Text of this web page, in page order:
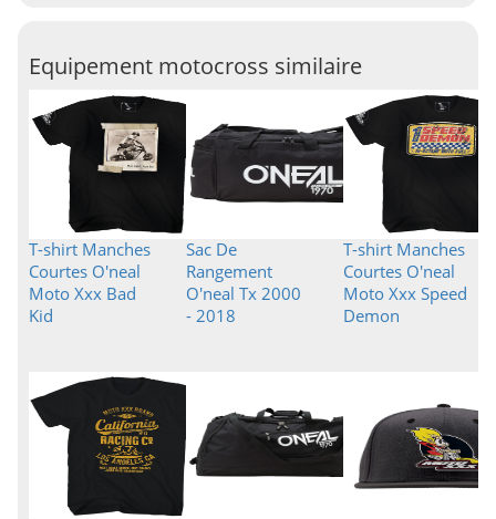
Equipement motocross similaire
T-shirt Manches
Courtes O'neal
Moto Xxx Bad
Kid
Sac De
Rangement
O'neal Tx 2000
- 2018
T-shirt Manches
Courtes O'neal
Moto Xxx Speed
Demon